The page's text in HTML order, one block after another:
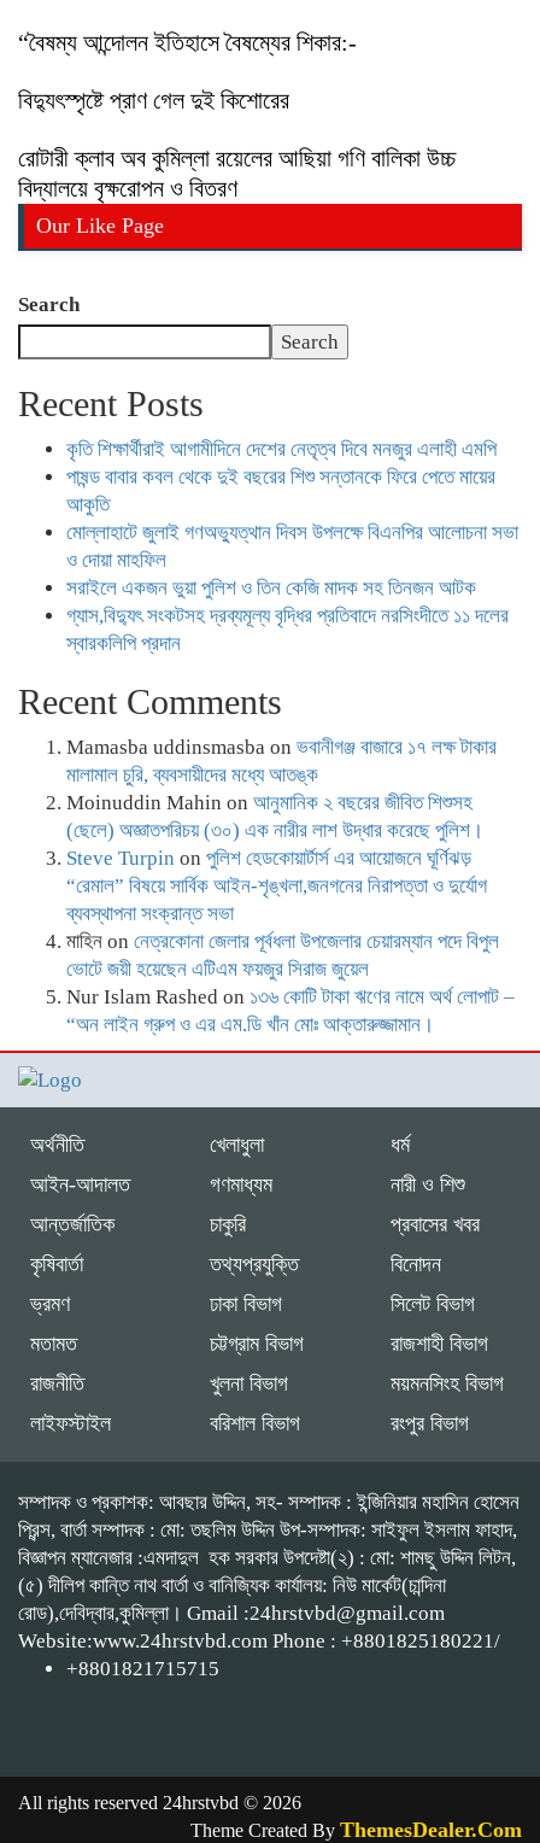
“বৈষম্য আন্দোলন ইতিহাসে বৈষম্যের শিকার:-
বিদ্যুৎস্পৃষ্টে প্রাণ গেল দুই কিশোরের
রোটারী ক্লাব অব কুমিল্লা রয়েলের আছিয়া গণি বালিকা উচ্চ
বিদ্যালয়ে বৃক্ষরোপন ও বিতরণ
Our Like Page
Search
Search
Recent Posts
কৃতি শিক্ষার্থীরাই আগামীদিনে দেশের নেতৃত্ব দিবে মনজুর এলাহী এমপি
পাষন্ড বাবার কবল থেকে দুই বছরের শিশু সন্তানকে ফিরে পেতে মায়ের
আকুতি
মোল্লাহাটে জুলাই গণঅভ্যুত্থান দিবস উপলক্ষে বিএনপির আলোচনা সভা
ও দোয়া মাহফিল
সরাইলে একজন ভুয়া পুলিশ ও তিন কেজি মাদক সহ তিনজন আটক
গ্যাস,বিদ্যুৎ সংকটসহ দ্রব্যমূল্য বৃদ্ধির প্রতিবাদে নরসিংদীতে ১১ দলের
স্বারকলিপি প্রদান
Recent Comments
Mamasba uddinsmasba on ভবানীগঞ্জ বাজারে ১৭ লক্ষ টাকার
মালামাল চুরি, ব্যবসায়ীদের মধ্যে আতঙ্ক
Moinuddin Mahin on আনুমানিক ২ বছরের জীবিত শিশুসহ
(ছেলে) অজ্ঞাতপরিচয় (৩০) এক নারীর লাশ উদ্ধার করেছে পুলিশ।
Steve Turpin on পুলিশ হেডকোয়ার্টার্স এর আয়োজনে ঘূর্ণিঝড়
“রেমাল” বিষয়ে সার্বিক আইন-শৃঙ্খলা,জনগনের নিরাপত্তা ও দুর্যোগ
ব্যবস্থাপনা সংক্রান্ত সভা
মাহিন on নেত্রকোনা জেলার পূর্বধলা উপজেলার চেয়ারম্যান পদে বিপুল
ভোটে জয়ী হয়েছেন এটিএম ফয়জুর সিরাজ জুয়েল
Nur Islam Rashed on ১৩৬ কোটি টাকা ঋণের নামে অর্থ লোপাট –
“অন লাইন গ্রুপ ও এর এম.ডি খাঁন মোঃ আক্তারুজ্জামান।
অর্থনীতি
আইন-আদালত
আন্তর্জাতিক
কৃষিবার্তা
খেলাধুলা
গণমাধ্যম
চাকুরি
তথ্যপ্রযুক্তি
ধর্ম
নারী ও শিশু
প্রবাসের খবর
বিনোদন
ভ্রমণ
মতামত
রাজনীতি
লাইফস্টাইল
ঢাকা বিভাগ
চট্টগ্রাম বিভাগ
খুলনা বিভাগ
বরিশাল বিভাগ
সিলেট বিভাগ
রাজশাহী বিভাগ
ময়মনসিংহ বিভাগ
রংপুর বিভাগ
সম্পাদক ও প্রকাশক: আবছার উদ্দিন, সহ- সম্পাদক : ইন্জিনিয়ার মহাসিন হোসেন
প্রিন্স, বার্তা সম্পাদক : মো: তছলিম উদ্দিন উপ-সম্পাদক: সাইফুল ইসলাম ফাহাদ,
বিজ্ঞাপন ম্যানেজার :এমদাদুল হক সরকার উপদেষ্টা(২) : মো: শামছু উদ্দিন লিটন,
(৫) দীলিপ কান্তি নাথ বার্তা ও বানিজ্যিক কার্যালয়: নিউ মার্কেট(চান্দিনা
রোড),দেবিদ্বার,কুমিল্লা। Gmail :24hrstvbd@gmail.com
Website:www.24hrstvbd.com Phone : +8801825180221/
+8801821715715
All rights reserved 24hrstvbd © 2026
Theme Created By ThemesDealer.Com